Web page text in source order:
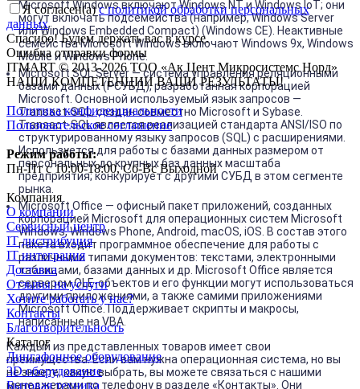
Microsoft Windows включают Windows NT и Windows IoT; они
могут включать подсемейства (например, Windows Server
или Windows Embedded Compact) (Windows CE). Неактивные
семейства Microsoft Windows включают Windows 9x, Windows
Mobile и Windows Phone.
Microsoft SQL Server — система управления реляционными
базами данных (РСУБД), разработанная корпорацией
Microsoft. Основной используемый язык запросов —
Transact-SQL, создан совместно Microsoft и Sybase.
Transact-SQL является реализацией стандарта ANSI/ISO по
структурированному языку запросов (SQL) с расширениями.
Используется для работы с базами данных размером от
персональных до крупных баз данных масштаба
предприятия; конкурирует с другими СУБД в этом сегменте
рынка.
Microsoft Office — офисный пакет приложений, созданных
корпорацией Microsoft для операционных систем Microsoft
Windows, Windows Phone, Android, macOS, iOS. В состав этого
пакета входит программное обеспечение для работы с
различными типами документов: текстами, электронными
таблицами, базами данных и др. Microsoft Office является
сервером OLE-объектов и его функции могут использоваться
другими приложениями, а также самими приложениями
Microsoft Office. Поддерживает скрипты и макросы,
написанные на VBA.
Каждый из представленных товаров имеет свои
преимущества. Если вам нужна операционная система, но вы
не знаете, какую выбрать, вы можете связаться с нашими
менеджерами по телефону в разделе «Контакты». Они
Я согласен(a)с политикой обработки персональных
данных
Спасибо! Будем держать вас в курсе.
Ошибка отправки формы
ITMART © 2013-2026 ТОО «Ак Цент Микросистемс Норд»
НАШИ КОМПЕТЕНЦИИ ВАШИ РЕЗУЛЬТАТЫ!
Политика конфиденциальности
Пользовательское соглашение
Режим работы:
Пн-Пт с 10:00-18:00, Сб-Вс Выходной
Компания
О компании
Сервисный центр
IT дистрибуция
IT интеграция
Доставка
Отзывы на услуги
Хотите работать у нас?
Контакты
Благотворительность
Каталог
Лингафонное оборудование
3D оборудование
Бытовая техника